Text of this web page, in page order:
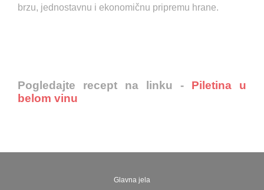
brzu, jednostavnu i ekonomičnu pripremu hrane.
Pogledajte recept na linku - Piletina u
belom vinu
Glavna jela